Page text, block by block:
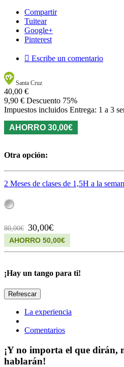
Compartir
Tuitear
Google+
Pinterest
 Escribe un comentario
Santa Cruz
40,00 €
9,90 € Descuento 75%
Impuestos incluidos Entrega: 1 a 3
AHORRO 30,00€
Otra opción:
2 Meses de clases de 1,5H a la
80,00€ 30,00€
AHORRO 50,00€
¡Hay un tango para ti!
La experiencia
Comentarios
¡Y no importa el que dirán,
hablarán!